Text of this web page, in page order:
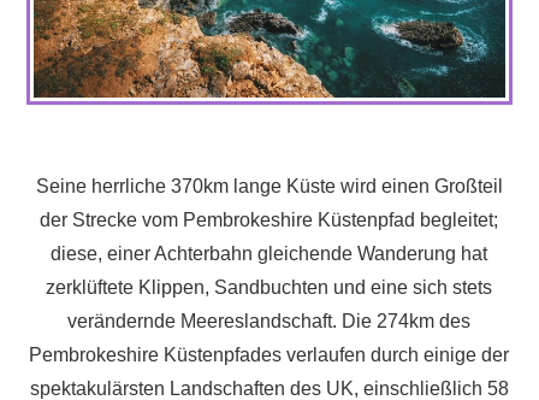
Seine herrliche 370km lange Küste wird einen Großteil
der Strecke vom Pembrokeshire Küstenpfad begleitet;
diese, einer Achterbahn gleichende Wanderung hat
zerklüftete Klippen, Sandbuchten und eine sich stets
verändernde Meereslandschaft. Die 274km des
Pembrokeshire Küstenpfades verlaufen durch einige der
spektakulärsten Landschaften des UK, einschließlich 58